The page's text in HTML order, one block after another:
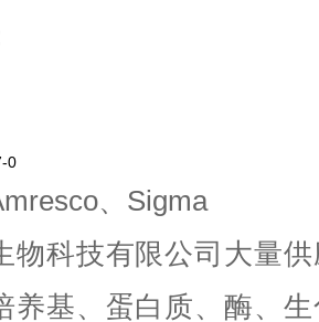
0
、Sigma
物科技有限公司大量
养基、蛋白质、酶、